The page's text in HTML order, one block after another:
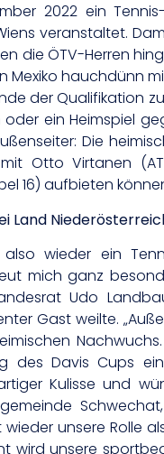
2022 ein
veranstaltet.
die ÖTV-Herren
hauchdünn
der Qualifikation
ein Heimspiel
Die
Otto Virtanen
16) aufbieten
Land
wieder ein
mich ganz
Udo
Gast weilte.
Davis Cups
Kulisse und
unsere Rolle
wird unsere